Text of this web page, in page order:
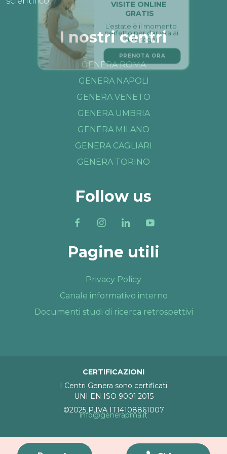
I nostri centri
GENERA ROMA
GENERA NAPOLI
GENERA VENETO
GENERA UMBRIA
GENERA MILANO
GENERA CAGLIARI
GENERA TORINO
Follow us
Pagine utili
Privacy Policy
Canale informativo interno
Documenti studi di ricerca retrospettivi
CERTIFICAZIONI
I Centri Genera sono certificati
UNI EN ISO 9001:2015
©2025 P.IVA IT14108861007
info@generapma.it
L’estate è il momento
tuoi sogni.
PRENOTA ORA